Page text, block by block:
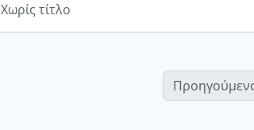
Χωρίς τίτλο